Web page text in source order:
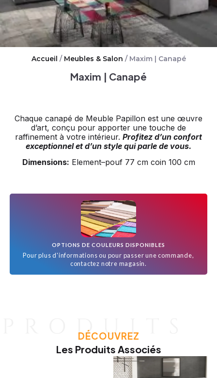
Accueil / Meubles & Salon / Maxim | Canapé
Maxim | Canapé
Chaque canapé de Meuble Papillon est une œuvre
d’art, conçu pour apporter une touche de
raffinement à votre intérieur. Profitez d’un confort
exceptionnel et d’un style qui parle de vous.
Dimensions: Element–pouf 77 cm coin 100 cm
OPTIONS DE COULEURS DISPONIBLES
Pour plus d'informations ou pour passer une commande,
contactez notre magasin.
DÉCOUVREZ
Les Produits Associés